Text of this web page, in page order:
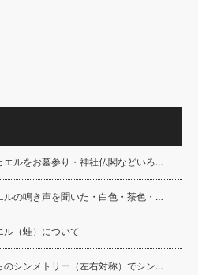
エルをお墓参り・神社仏閣などいろ…
ルの鳴き声を聞いた・白色・茶色・…
ル（蛙）について
のシンメトリー（左右対称）でシン…